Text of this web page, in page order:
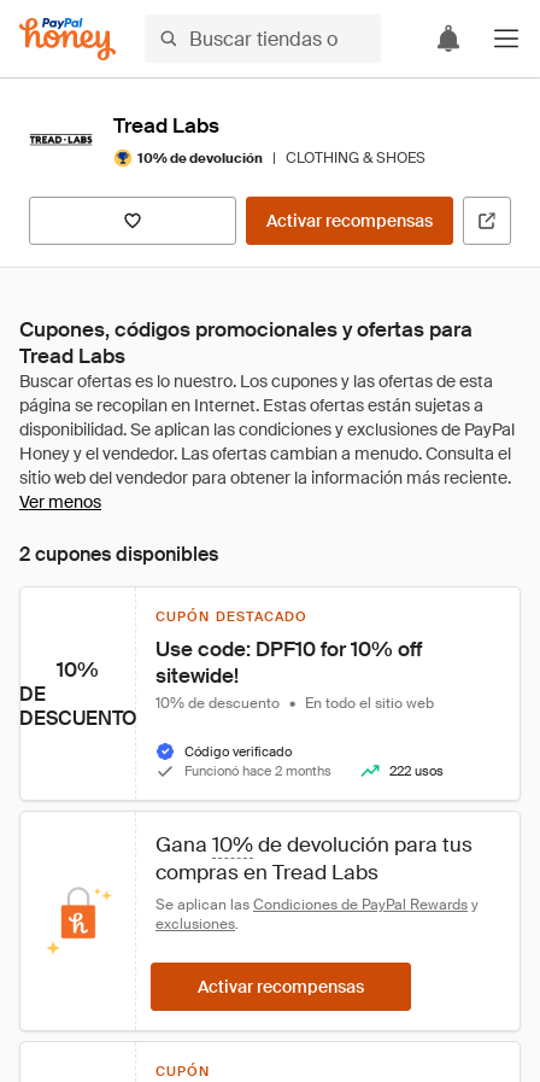
Tread Labs
10% de devolución | CLOTHING & SHOES
Activar recompensas
Cupones, códigos promocionales y ofertas para
Tread Labs
Ver menos
2 cupones disponibles
10%
DE
DESCUENTO
CUPÓN DESTACADO
Use code: DPF10 for 10% off
sitewide!
10% de descuento • En todo el sitio web
Código verificado
Funcionó hace 2 months
222 usos
Gana 10% de devolución para tus
compras en Tread Labs
Se aplican las Condiciones de PayPal Rewards y
exclusiones.
Activar recompensas
CUPÓN